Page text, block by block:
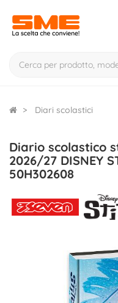
Diari scolastici
Diario scolastico
2026/27 DISNEY
50H302608